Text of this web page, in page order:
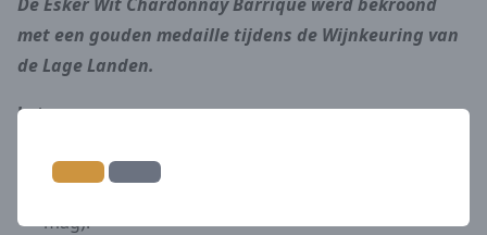
met een gouden medaille tijdens de Wijnkeuring van
de Lage Landen.
Let op:
Minimale bestelhoeveelheid: 6 flessen
(combineren met andere wijnen uit de webshop
mag).